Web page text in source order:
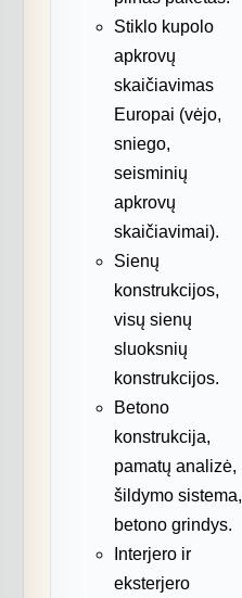
Stiklo kupolo
apkrovų
skaičiavimas
Europai (vėjo,
sniego,
seisminių
apkrovų
skaičiavimai).
Sienų
konstrukcijos,
visų sienų
sluoksnių
konstrukcijos.
Betono
konstrukcija,
pamatų analizė,
šildymo sistema,
betono grindys.
Interjero ir
eksterjero